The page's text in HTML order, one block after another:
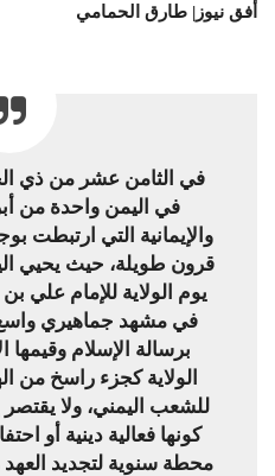
أفق نيوز| طارق الحمامي
في الثامن عشر من ذي
في اليمن واحدة من
والإيمانية التي ارتبطت
قرون طويلة، حيث يحيي
يوم الولاية للإمام علي
في مشهد جماهيري
برسالة الإسلام
الولاية كجزء راسخ من
للشعب اليمني، ولا
كونها فعالية دينية أو
محطة سنوية لتجديد